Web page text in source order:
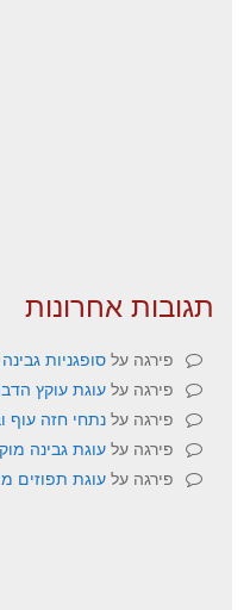
תגובות אחרונות
פירגה על סופגניות
פירגה על עוגת עוקץ
פירגה על נתחי חזה עוף
פירגה על עוגת גבינה
פירגה על עוגת תפוזים